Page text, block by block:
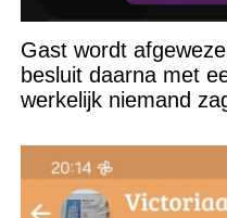
Gast wordt
besluit daarna met
werkelijk niemand